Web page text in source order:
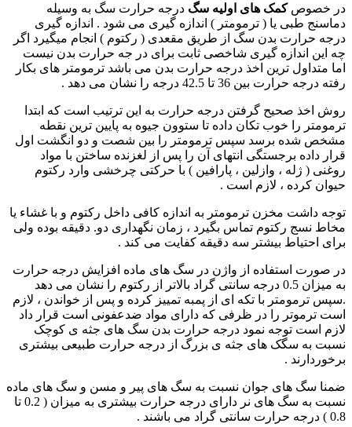
در خصوصکمک های اولیه سگ درجه حرارت سگ به وسیله
دماسنج طبی یا ( ترمومتر ) اندازه گیری می شود . اندازه گیری
درجه حرارت بدن سگ از طریق مقعدی ( رکتوم ) انجام میگیرد اگر
چه این اندازه گیری شاخصی ثابت برای در جه حرارت بدن نیست
اما متداول ترین اخذ درجه حرارت بدن می باشد ترمومتر های بکار
رفته درجه حرارت بین 36 تا 42.5 درجه را نشان می دهد .
روش اخذ صحیح گرفتن درجه حرارت به این ترتیب است که ابتدا
ترمومتر را خوب تکان داده تا ستوون جیوه به پایین ترین نقطه
مشخص شده برسد سپس ترمومتر را بین شصت و دو انگشت اول
قرار داده برجستگی انتهای آن را پس از لغزنده ساختن با مواد
روغنی ( ژله ، وازلین ، پارافین ) با حرکتی چرخشی وارد رکتوم
حیوان کرده ، لازم است .
توجه داشت مخزن ترمومتر به اندازه کافی داخل رکتوم و با غشاء یا
مخاط نسج رکتوم تماس بگیرد ، زمان نگهداری دو. دقیقه بوده ولی
برای احتیاط بیشتر سه دقیقه کفایت می کند .
در صورت استفاده از واژن در سگ های ماده افزایش درجه حرارت
به میزان 0.5 درجه سانتی گراد بالاتر از رکتوم را نشان می دهد
.سپس ترمومتر با تکه ای از پمبه تمییز کرده و پس از خواندن ، لازم
است ترموتر را در ظرفی که دارای مواد ضدعفونی است قرار داد
لازم است توجه نمود درجه حرارت بدن سگ های جثه ی کوچک
نسبت به سگک های جثه ی بزرگ از درجه حرارت طبیعی بیشتری
برخوردارند .
ضمنا سگ های جوان نسبت به سگ های پیر و مسن و سگ های ماده
نسبت به سگ های نر دارای درجه حرارت بیشتری به میزان ( 0.2 تا
0.8 ) درجه حرارت سانتی گراد می باشند .